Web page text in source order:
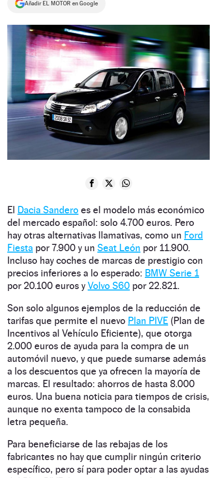
Añadir EL MOTOR en Google
El Dacia Sandero es el modelo más económico
del mercado español: solo 4.700 euros. Pero
hay otras alternativas llamativas, como un Ford
Fiesta por 7.900 y un Seat León por 11.900.
Incluso hay coches de marcas de prestigio con
precios inferiores a lo esperado: BMW Serie 1
por 20.100 euros yVolvo S60 por 22.821.
Son solo algunos ejemplos de la reducción de
tarifas que permite el nuevo Plan PIVE (Plan de
Incentivos al Vehículo Eficiente), que otorga
2.000 euros de ayuda para la compra de un
automóvil nuevo, y que puede sumarse además
a los descuentos que ya ofrecen la mayoría de
marcas. El resultado: ahorros de hasta 8.000
euros. Una buena noticia para tiempos de crisis,
aunque no exenta tampoco de la consabida
letra pequeña.
Para beneficiarse de las rebajas de los
fabricantes no hay que cumplir ningún criterio
específico, pero sí para poder optar a las ayudas